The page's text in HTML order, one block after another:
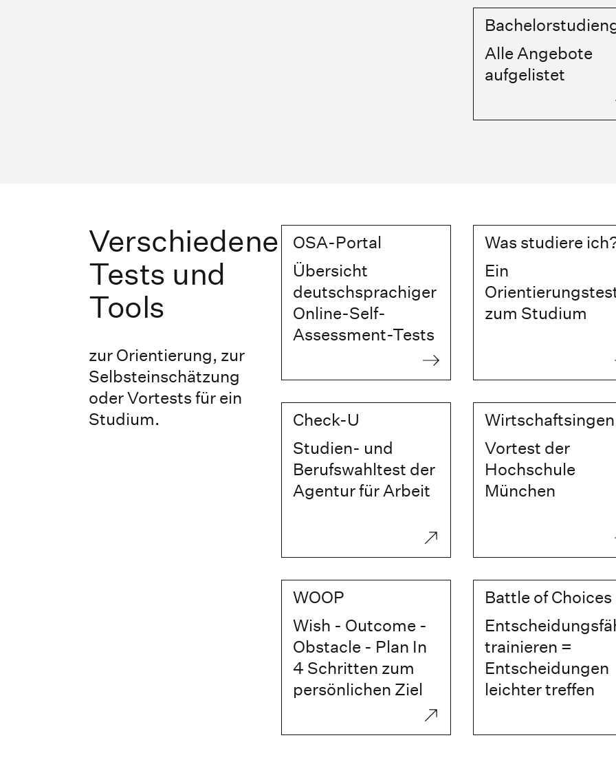
Alle Angebote
aufgelistet
Verschiedene
Tests und
Tools
zur Orientierung, zur
Selbsteinschätzung
oder Vortests für ein
Studium.
OSA-Portal
Übersicht
deutschsprachiger
Online-Self-
Assessment-Tests
Was studiere
Ein
zum Studium
Check-U
Studien- und
Berufswahltest der
Agentur für Arbeit
Vortest der
Hochschule
München
WOOP
Wish - Outcome -
Obstacle - Plan In
4 Schritten zum
persönlichen Ziel
Battle of Choices
trainieren =
Entscheidungen
leichter treffen